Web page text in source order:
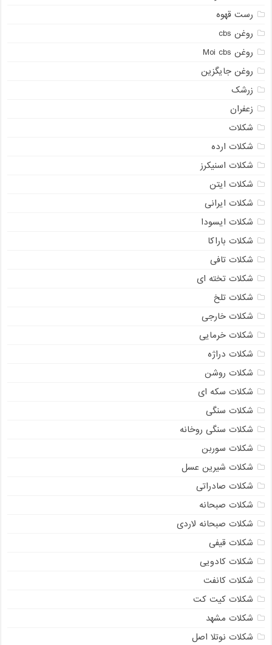
رست قهوه
روغن cbs
روغن Moi cbs
روغن جایگزین
زرشک
زعفران
شکلات
شکلات ارده
شکلات اسنیکرز
شکلات ایتن
شکلات ایرانی
شکلات ایسودا
شکلات باراکا
شکلات تافی
شکلات تخته ای
شکلات تلخ
شکلات خارجی
شکلات خرمایی
شکلات دراژه
شکلات روشن
شکلات سکه ای
شکلات سنگی
شکلات سنگی روخانه
شکلات سوربن
شکلات شیرین عسل
شکلات صادراتی
شکلات صبحانه
شکلات صبحانه لاردی
شکلات قیفی
شکلات کادویی
شکلات کانفت
شکلات کیت کت
شکلات مشهد
شکلات نوتلا اصل